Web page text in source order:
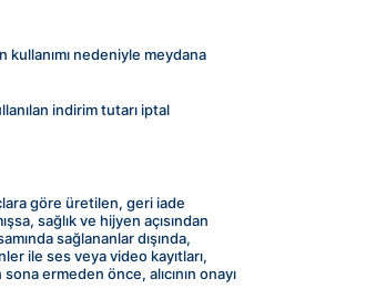
kullanımı nedeniyle meydana
indirim tutarı iptal
göre üretilen, geri iade
sağlık ve hijyen açısından
sağlananlar dışında,
ile ses veya video kayıtları,
ermeden önce, alıcının onayı